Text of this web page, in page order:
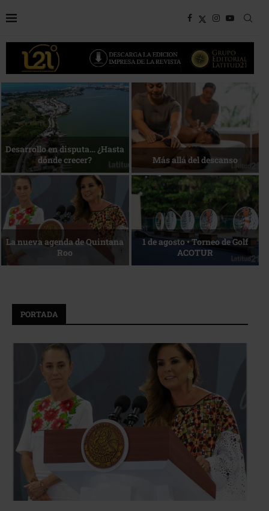
Bottega, un viaje servido a la
mesa
Energía que Impulsa la
competitividad
Reconocimiento de viajeros La esencia del servicio
PORTADA